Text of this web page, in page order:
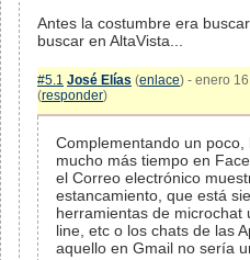
Antes la costumbre era
buscar en AltaVista...
#5.1 José Elías (enlace) - enero
(responder)
Complementando un
mucho más tiempo en
el Correo electrónico
estancamiento, que está
herramientas de microchat
line, etc o los chats de las
aquello en Gmail no sería